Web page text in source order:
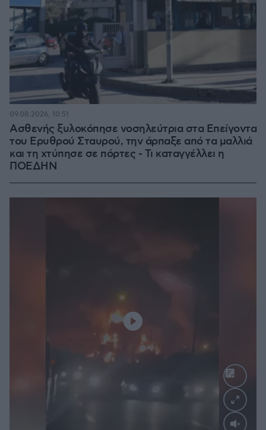
Ασθενής ξυλοκόπησε νοσηλεύτρια στα Επείγοντα
του Ερυθρού Σταυρού, την άρπαξε από τα μαλλιά
και τη χτύπησε σε πόρτες - Τι καταγγέλλει η
ΠΟΕΔΗΝ
09.08.2026, 10:51